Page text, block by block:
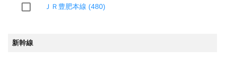
ＪＲ豊肥本線 (480)
新幹線